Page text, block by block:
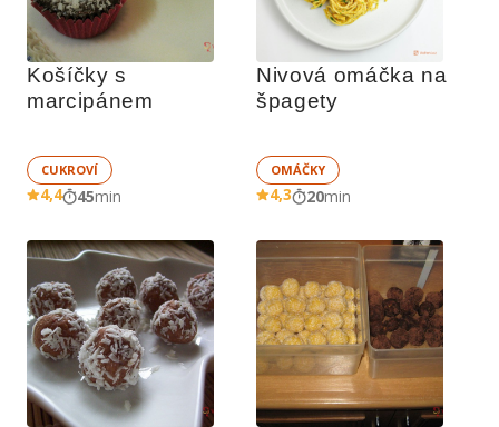
Košíčky s
marcipánem
CUKROVÍ
4,4 45min
Nivová omáčka na
špagety
OMÁČKY
4,3 20min